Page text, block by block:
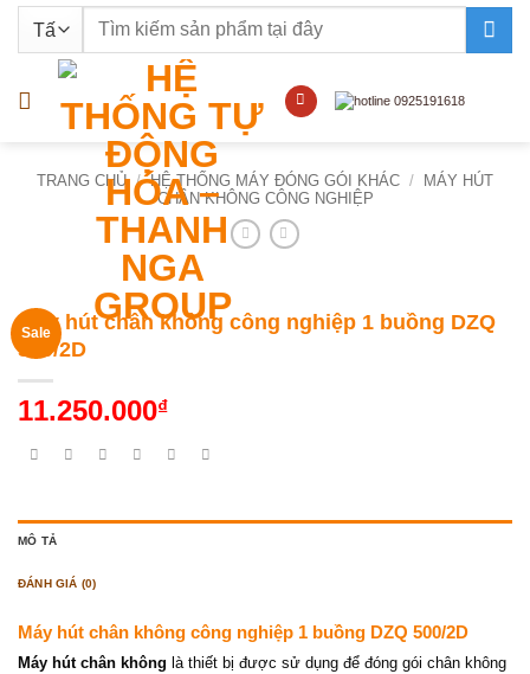
nội
Tìm
TRANG CHỦ / HỆ THỐNG MÁY ĐÓNG GÓI KHÁC /
MÁY HÚT
CHÂN KHÔNG CÔNG NGHIỆP
Sale
Máy hút chân không công nghiệp 1 buồng DZQ
500/2D
11.250.000₫
MÔ TẢ
ĐÁNH GIÁ (0)
Máy hút chân không công nghiệp 1 buồng DZQ 500/2D
Máy hút chân không là thiết bị được sử dụng để đóng gói chân không